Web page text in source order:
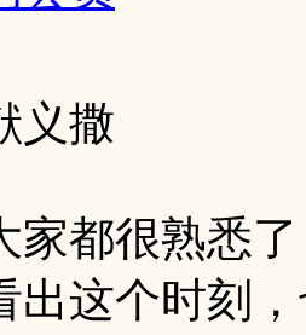
义撒
家都很熟悉
出这个时刻